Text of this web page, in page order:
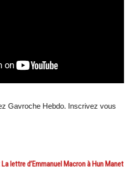
Gavroche Hebdo. Inscrivez vous
La lettre d’Emmanuel Macron à Hun Manet